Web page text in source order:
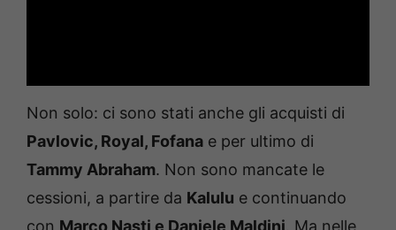
Non solo: ci sono stati anche gli acquisti di
Pavlovic, Royal, Fofana e per ultimo di
Tammy Abraham. Non sono mancate le
cessioni, a partire da Kalulu e continuando
con Marco Nasti e Daniele Maldini . Ma nelle